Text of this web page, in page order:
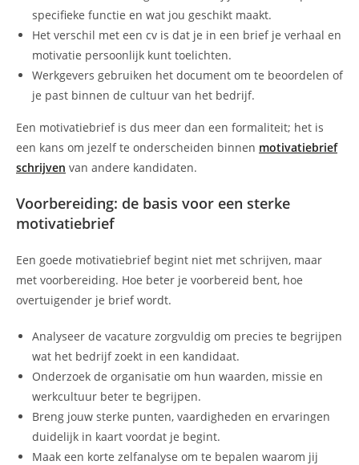
specifieke functie en wat jou geschikt maakt.
Het verschil met een cv is dat je in een brief je verhaal en
motivatie persoonlijk kunt toelichten.
Werkgevers gebruiken het document om te beoordelen of
je past binnen de cultuur van het bedrijf.
Een motivatiebrief is dus meer dan een formaliteit; het is
een kans om jezelf te onderscheiden binnen motivatiebrief
schrijven van andere kandidaten.
Voorbereiding: de basis voor een sterke
motivatiebrief
Een goede motivatiebrief begint niet met schrijven, maar
met voorbereiding. Hoe beter je voorbereid bent, hoe
overtuigender je brief wordt.
Analyseer de vacature zorgvuldig om precies te begrijpen
wat het bedrijf zoekt in een kandidaat.
Onderzoek de organisatie om hun waarden, missie en
werkcultuur beter te begrijpen.
Breng jouw sterke punten, vaardigheden en ervaringen
duidelijk in kaart voordat je begint.
Maak een korte zelfanalyse om te bepalen waarom jij